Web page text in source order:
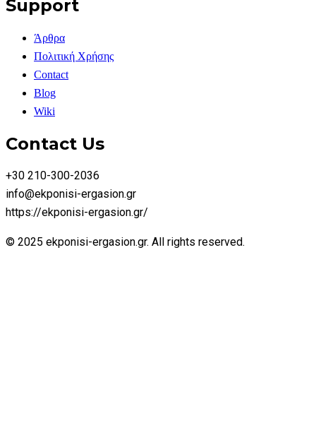
Support
Άρθρα
Πολιτική Χρήσης
Contact
Blog
Wiki
Contact Us
+30 210-300-2036
info@ekponisi-ergasion.gr
https://ekponisi-ergasion.gr/
© 2025 ekponisi-ergasion.gr. All rights reserved.